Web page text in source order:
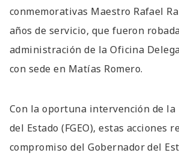
conmemorativas Maestro Rafael
años de servicio, que fueron
administración de la Oficina
con sede en Matías Romero.
Con la oportuna intervención de la
del Estado (FGEO), estas acciones
compromiso del Gobernador del